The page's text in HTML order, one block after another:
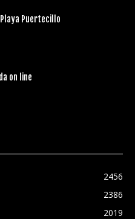
Playa Puertecillo
on line
2456
2386
2019